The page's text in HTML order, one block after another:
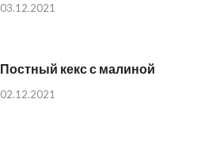
03.12.2021
Постный кекс с малиной
02.12.2021